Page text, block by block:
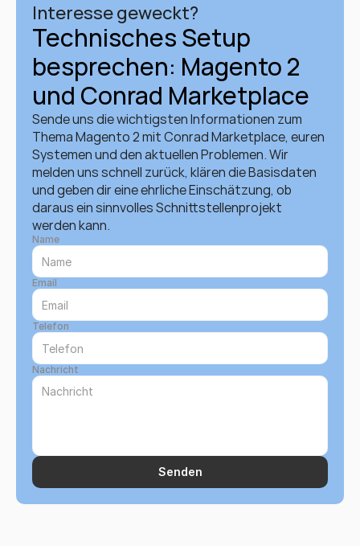
Interesse geweckt?
Technisches Setup
besprechen: Magento 2
und Conrad Marketplace
Sende uns die wichtigsten Informationen zum
Thema Magento 2 mit Conrad Marketplace, euren
Systemen und den aktuellen Problemen. Wir
melden uns schnell zurück, klären die Basisdaten
und geben dir eine ehrliche Einschätzung, ob
daraus ein sinnvolles Schnittstellenprojekt
werden kann.
Name
Email
Telefon
Nachricht
Senden